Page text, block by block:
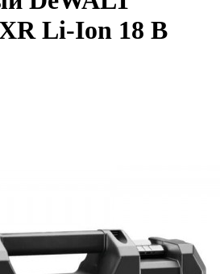
Li-Ion 18 В